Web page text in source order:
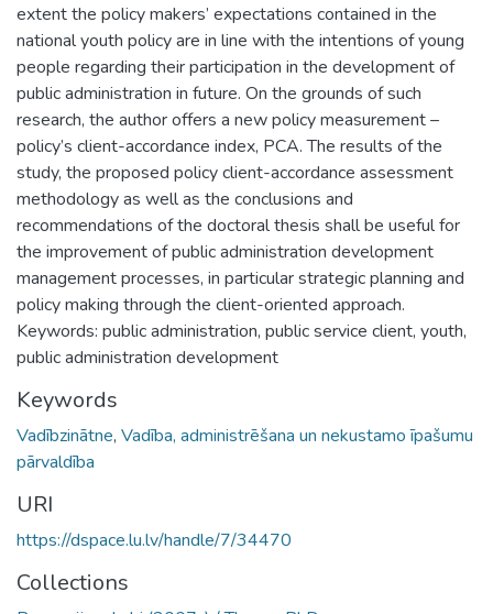
extent the policy makers’ expectations contained in the
national youth policy are in line with the intentions of young
people regarding their participation in the development of
public administration in future. On the grounds of such
research, the author offers a new policy measurement –
policy’s client-accordance index, PCA. The results of the
study, the proposed policy client-accordance assessment
methodology as well as the conclusions and
recommendations of the doctoral thesis shall be useful for
the improvement of public administration development
management processes, in particular strategic planning and
policy making through the client-oriented approach.
Keywords: public administration, public service client, youth,
public administration development
Keywords
Vadībzinātne, Vadība, administrēšana un nekustamo īpašumu
pārvaldība
URI
https://dspace.lu.lv/handle/7/34470
Collections